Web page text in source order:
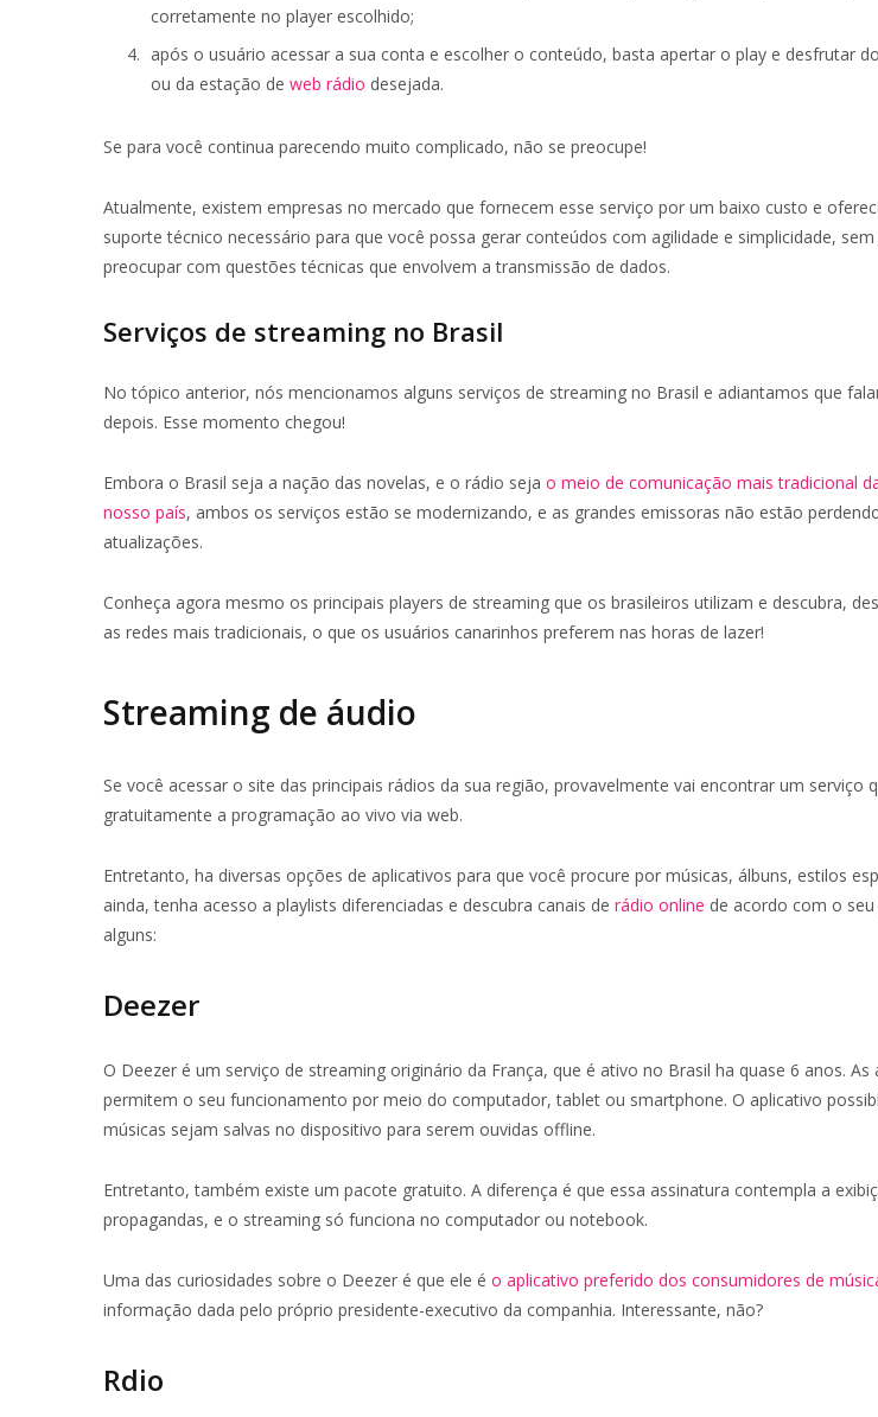
corretamente no player escolhido;
após o usuário acessar a sua conta e escolher o conteúdo, basta apertar o play e desfrutar
ou da estação de web rádio desejada.
Se para você continua parecendo muito complicado, não se preocupe!
Atualmente, existem empresas no mercado que fornecem esse serviço por um baixo custo e
suporte técnico necessário para que você possa gerar conteúdos com agilidade e simplicidade, sem
preocupar com questões técnicas que envolvem a transmissão de dados.
Serviços de streaming no Brasil
No tópico anterior, nós mencionamos alguns serviços de streaming no Brasil e adiantamos que
depois. Esse momento chegou!
Embora o Brasil seja a nação das novelas, e o rádio seja o meio de comunicação mais tradicional
nosso país, ambos os serviços estão se modernizando, e as grandes emissoras não estão
atualizações.
Conheça agora mesmo os principais players de streaming que os brasileiros utilizam e descubra,
as redes mais tradicionais, o que os usuários canarinhos preferem nas horas de lazer!
Streaming de áudio
Se você acessar o site das principais rádios da sua região, provavelmente vai encontrar um serviço
gratuitamente a programação ao vivo via web.
Entretanto, ha diversas opções de aplicativos para que você procure por músicas, álbuns, estilos
ainda, tenha acesso a playlists diferenciadas e descubra canais de rádio online de acordo com o
alguns:
Deezer
O Deezer é um serviço de streaming originário da França, que é ativo no Brasil ha quase 6 anos. As
permitem o seu funcionamento por meio do computador, tablet ou smartphone. O aplicativo
músicas sejam salvas no dispositivo para serem ouvidas offline.
Entretanto, também existe um pacote gratuito. A diferença é que essa assinatura contempla a
propagandas, e o streaming só funciona no computador ou notebook.
Uma das curiosidades sobre o Deezer é que ele é o aplicativo preferido dos consumidores de
informação dada pelo próprio presidente-executivo da companhia. Interessante, não?
Rdio